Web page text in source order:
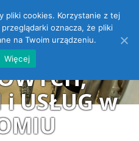
SZKÓŁ
i USŁUG w
pliki cookies. Korzystanie z tej
oznacza, że pliki
na Twoim urządzeniu.
Więcej